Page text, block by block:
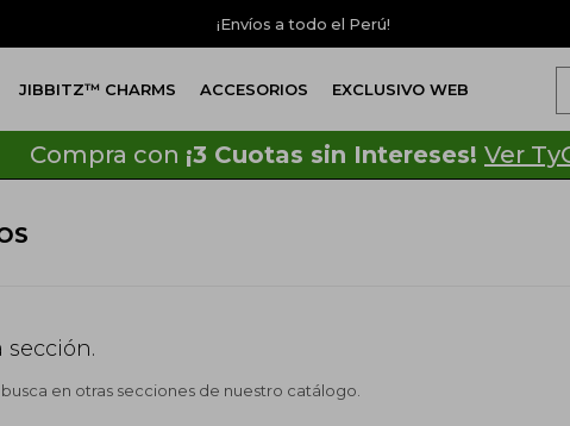
¡Envíos a todo el Perú!
JIBBITZ™ CHARMS ACCESORIOS EXCLUSIVO WEB
Compra con ¡3 Cuotas sin Intereses! Ver
sección.
en otras secciones de nuestro catálogo.